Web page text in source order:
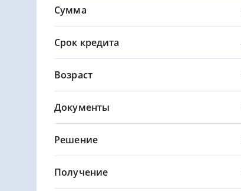
Сумма
Срок кредита
Возраст
Документы
Решение
Получение